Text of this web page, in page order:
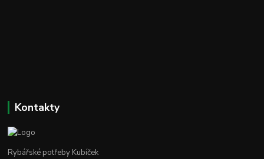
Kontakty
Rybářské potřeby Kubíček